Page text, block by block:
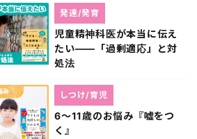
児童精神科医が本当に伝え
たい――「過剰適応」と対
処法
発達/発育
6～11歳のお悩み『嘘をつ
く』
しつけ/育児